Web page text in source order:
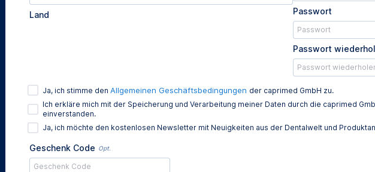
Land Passwort
Passwort
Ja, ich stimme den Allgemeinen Geschäftsbedingungen der caprimed GmbH zu.
Ich erkläre mich mit der Speicherung und Verarbeitung meiner Daten durch die caprimed
einverstanden.
Ja, ich möchte den kostenlosen Newsletter mit Neuigkeiten aus der Dentalwelt und
Geschenk Code Opt.